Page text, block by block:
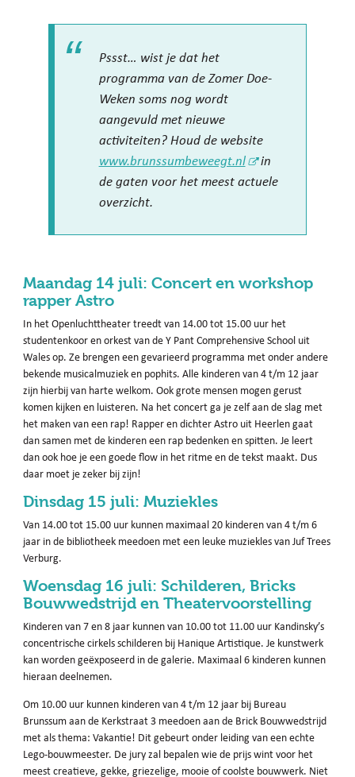
Pssst… wist je dat het
programma van de Zomer Doe-
Weken soms nog wordt
aangevuld met nieuwe
activiteiten? Houd de website
www.brunssumbeweegt.nl
in
de gaten voor het meest actuele
overzicht.
Maandag 14 juli: Concert en workshop
rapper Astro
In het Openluchttheater treedt van 14.00 tot 15.00 uur het
studentenkoor en orkest van de Y Pant Comprehensive School uit
Wales op. Ze brengen een gevarieerd programma met onder andere
bekende musicalmuziek en pophits. Alle kinderen van 4 t/m 12 jaar
zijn hierbij van harte welkom. Ook grote mensen mogen gerust
komen kijken en luisteren. Na het concert ga je zelf aan de slag met
het maken van een rap! Rapper en dichter Astro uit Heerlen gaat
dan samen met de kinderen een rap bedenken en spitten. Je leert
dan ook hoe je een goede flow in het ritme en de tekst maakt. Dus
daar moet je zeker bij zijn!
Dinsdag 15 juli: Muziekles
Van 14.00 tot 15.00 uur kunnen maximaal 20 kinderen van 4 t/m 6
jaar in de bibliotheek meedoen met een leuke muziekles van Juf Trees
Verburg.
Woensdag 16 juli: Schilderen, Bricks
Bouwwedstrijd en Theatervoorstelling
Kinderen van 7 en 8 jaar kunnen van 10.00 tot 11.00 uur Kandinsky’s
concentrische cirkels schilderen bij Hanique Artistique. Je kunstwerk
kan worden geëxposeerd in de galerie. Maximaal 6 kinderen kunnen
hieraan deelnemen.
Om 10.00 uur kunnen kinderen van 4 t/m 12 jaar bij Bureau
Brunssum aan de Kerkstraat 3 meedoen aan de Brick Bouwwedstrijd
met als thema: Vakantie! Dit gebeurt onder leiding van een echte
Lego-bouwmeester. De jury zal bepalen wie de prijs wint voor het
meest creatieve, gekke, griezelige, mooie of coolste bouwwerk. Niet